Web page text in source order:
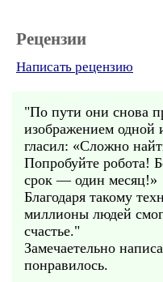
Рецензии
Написать рецензию
"По пути они снова
изображением одной
гласил: «Сложно
Попробуйте робота!
срок — один месяц!»
Благодаря такому
миллионы людей
счастье."
Замечаетельно
понравилось.